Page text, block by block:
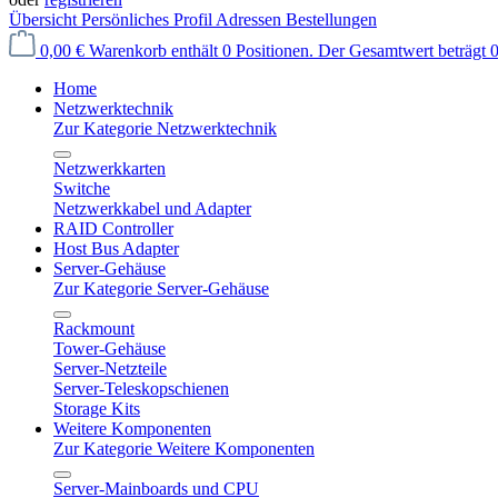
Übersicht Persönliches Profil Adressen Bestellungen
0,00 € Warenkorb enthält 0 Positionen. Der Gesamtwert beträgt
Home
Netzwerktechnik
Zur Kategorie Netzwerktechnik
Netzwerkkarten
Switche
Netzwerkkabel und Adapter
RAID Controller
Host Bus Adapter
Server-Gehäuse
Zur Kategorie Server-Gehäuse
Rackmount
Tower-Gehäuse
Server-Netzteile
Server-Teleskopschienen
Storage Kits
Weitere Komponenten
Zur Kategorie Weitere Komponenten
Server-Mainboards und CPU